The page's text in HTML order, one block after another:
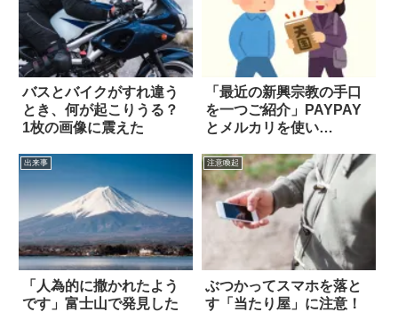
バスとバイクがすれ違う
とき、何が起こりうる？
1枚の画像に震えた
「最近の新興宗教の手口
を一つご紹介」PAYPAY
とメルカリを使い…
出来事
「人為的に撒かれたよう
です」富士山で発見した
注意喚起
ぶつかってスマホを落と
す「当たり屋」に注意！